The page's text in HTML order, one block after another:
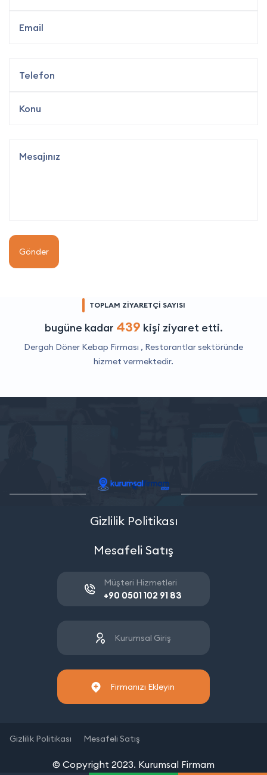
Gönder
TOPLAM ZİYARETÇİ SAYISI
bugüne kadar 439 kişi ziyaret etti.
Dergah Döner Kebap Firması , Restorantlarsektöründe
hizmet vermektedir.
Gizlilik Politikası
Mesafeli Satış
Müşteri Hizmetleri
+90 0501 102 91 83
Kurumsal Giriş
Firmanızı Ekleyin
© Copyright 2023. Kurumsal Firmam
Gizlilik Politikası Mesafeli Satış